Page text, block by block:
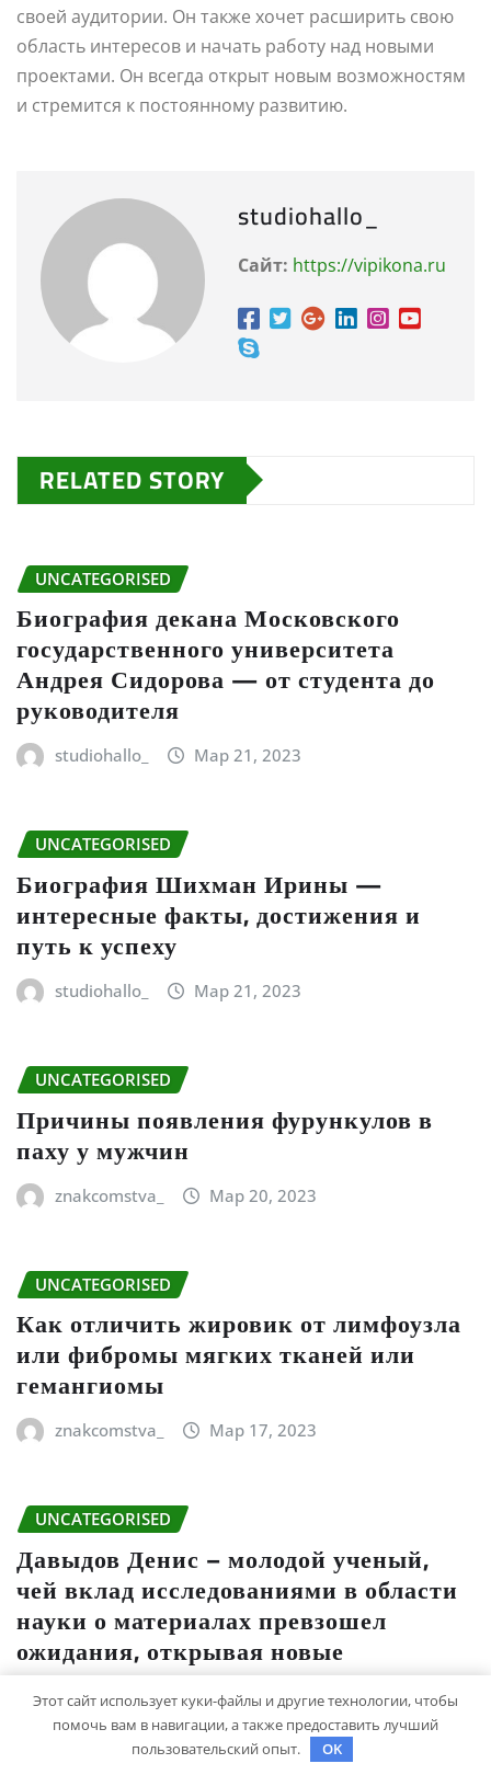
своей аудитории. Он также хочет расширить свою
область интересов и начать работу над новыми
проектами. Он всегда открыт новым возможностям
и стремится к постоянному развитию.
studiohallo_
Сайт: https://vipikona.ru
RELATED STORY
UNCATEGORISED
Биография декана Московского
государственного университета
Андрея Сидорова — от студента до
руководителя
studiohallo_ Мар 21, 2023
UNCATEGORISED
Биография Шихман Ирины —
интересные факты, достижения и
путь к успеху
studiohallo_ Мар 21, 2023
UNCATEGORISED
Причины появления фурункулов в
паху у мужчин
znakcomstva_ Мар 20, 2023
UNCATEGORISED
Как отличить жировик от лимфоузла
или фибромы мягких тканей или
гемангиомы
znakcomstva_ Мар 17, 2023
UNCATEGORISED
Давыдов Денис – молодой ученый,
чей вклад исследованиями в области
науки о материалах превзошел
ожидания, открывая новые
горизонты и принеся множество
положительных достижений!
studiohallo_ Мар 15, 2023
Этот сайт использует куки-файлы и другие технологии, чтобы
помочь вам в навигации, а также предоставить лучший
пользовательский опыт.
OK